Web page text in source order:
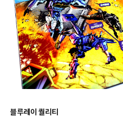
블루레이 퀄리티